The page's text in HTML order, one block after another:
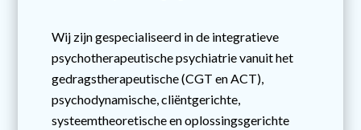
Wij zijn gespecialiseerd in de integratieve
psychotherapeutische psychiatrie vanuit het
gedragstherapeutische (CGT en ACT),
psychodynamische, cliëntgerichte,
systeemtheoretische en oplossingsgerichte